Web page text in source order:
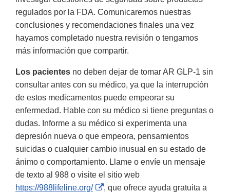
regulados por la FDA. Comunicaremos nuestras
conclusiones y recomendaciones finales una vez
hayamos completado nuestra revisión o tengamos
más información que compartir.
Los pacientes no deben dejar de tomar AR GLP-1 sin
consultar antes con su médico, ya que la interrupción
de estos medicamentos puede empeorar su
enfermedad. Hable con su médico si tiene preguntas o
dudas. Informe a su médico si experimenta una
depresión nueva o que empeora, pensamientos
suicidas o cualquier cambio inusual en su estado de
ánimo o comportamiento. Llame o envíe un mensaje
de texto al 988 o visite el sitio web
https://988lifeline.org/
External
, que ofrece ayuda gratuita a